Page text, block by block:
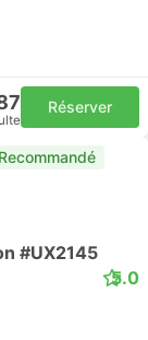
Réserver
Recommandé
#UX2145
5.0